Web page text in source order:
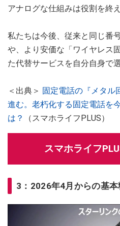
アナログな仕組みは役割を終
私たちは今後、従来と同じ番
や、より安価な「ワイヤレス
た代替サービスを自分自身で
＜出典＞ 固定電話の『メタル
進む。老朽化する固定電話を
は？
（スマホライフPLUS）
スマホライフ
3：2026年4月からの基